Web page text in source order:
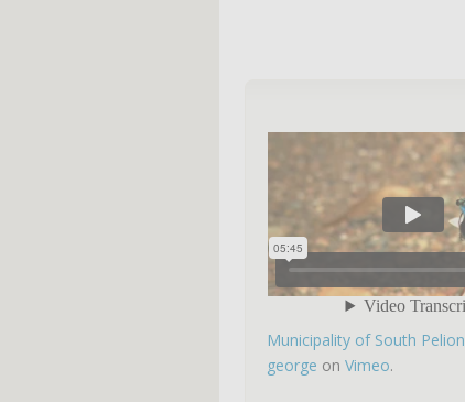
Municipality of South Pelion
george on Vimeo.